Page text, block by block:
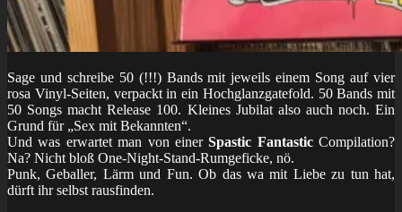
Sage und schreibe 50 (!!!) Bands mit jeweils einem Song auf vier
rosa Vinyl-Seiten, verpackt in ein Hochglanzgatefold. 50 Bands mit
50 Songs macht Release 100. Kleines Jubilat also auch noch. Ein
Grund für „Sex mit Bekannten“.
Und was erwartet man von einerSpastic FantasticCompilation?
Na? Nicht bloß One-Night-Stand-Rumgeficke, nö.
Punk, Geballer, Lärm und Fun. Ob das wa mit Liebe zu tun hat,
dürft ihr selbst rausfinden.